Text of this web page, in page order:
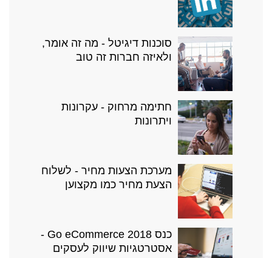
סוכנות דיגיטל - מה זה אומר,
ולאיזה חברות זה טוב
חתימה מרחוק - עקרונות
ויתרונות
מערכת הצעות מחיר - לשלוח
הצעת מחיר כמו מקצוען
כנס Go eCommerce 2018 -
אסטרטגיות שיווק לעסקים